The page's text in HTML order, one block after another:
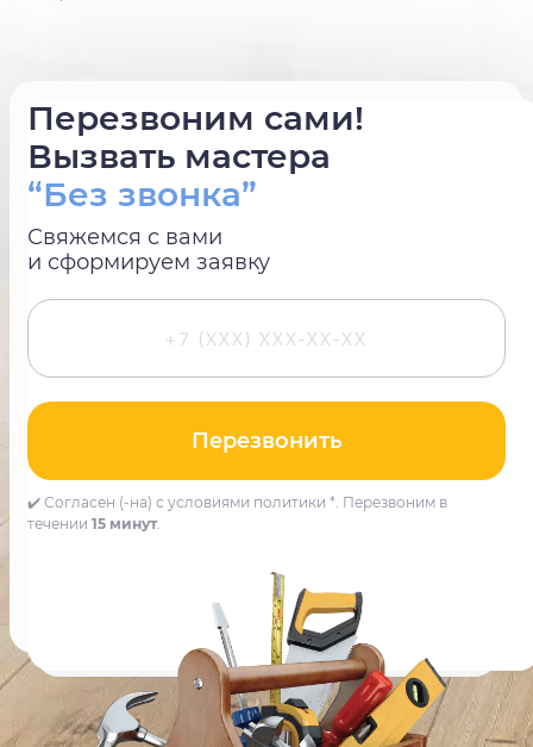
Перезвоним сами!
Вызвать мастера
“Без звонка”
Свяжемся с вами
и сформируем заявку
Перезвонить
✔️ Согласен (-на) с условиями политики *. Перезвоним в
течении 15 минут.